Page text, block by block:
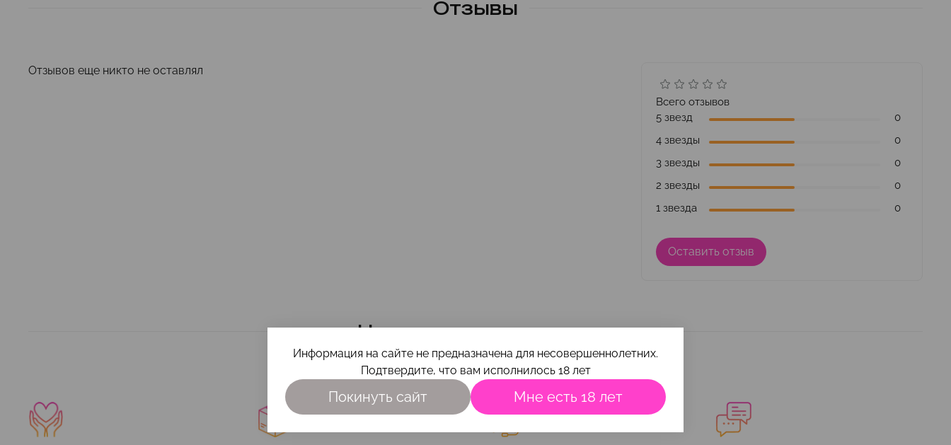
Отзывы
Отзывов еще никто не оставлял
Всего отзывов
5 звезд
0
4 звезды
0
3 звезды
0
2 звезды
0
1 звезда
0
Оставить отзыв
Наши преимущества
Информация на сайте не предназначена для несовершеннолетних.
Подтвердите, что вам исполнилось 18 лет
Покинуть сайт Мне есть 18 лет